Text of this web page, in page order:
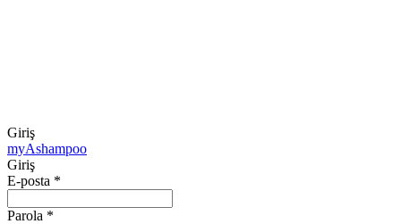
Giriş
myAshampoo
Giriş
E-posta *
Parola *